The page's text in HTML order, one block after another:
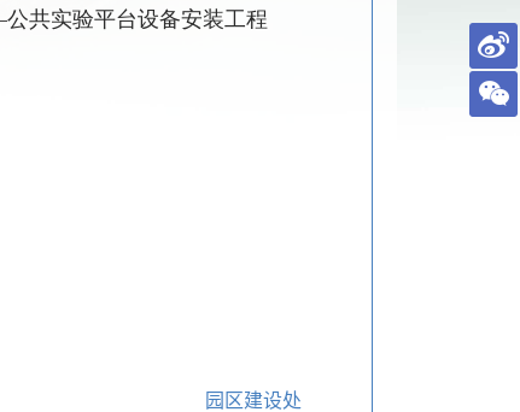
共实验平台设备安装工程
园区建设处